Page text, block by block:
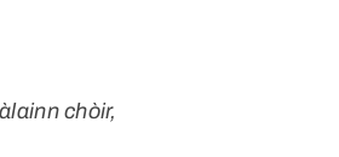
chòir,